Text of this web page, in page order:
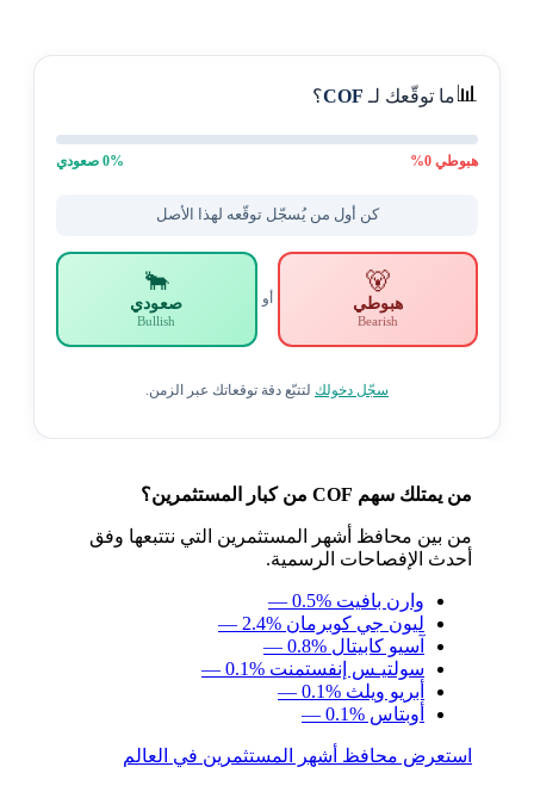
📊ما توقّعك لـCOF؟
هبوطي0
%
0% صعودي
كن أول من يُسجّل توقّعه لهذا الأصل
🐻
هبوطي
Bearish
أو
🐂
صعودي
Bullish
سجّل دخولكلتتبّع دقة توقعاتك عبر الزمن.
من يمتلك سهم COF من كبار المستثمرين؟
من بين محافظ أشهر المستثمرين التي نتتبعها وفق
أحدث الإفصاحات الرسمية.
وارن بافيت — 0.5%
ليون جي كوبرمان — 2.4%
آسيو كابيتال — 0.8%
سولتيـس إنفستمنت — 0.1%
أبريو ويلث — 0.1%
أوبتاس — 0.1%
استعرض محافظ أشهر المستثمرين في العالم